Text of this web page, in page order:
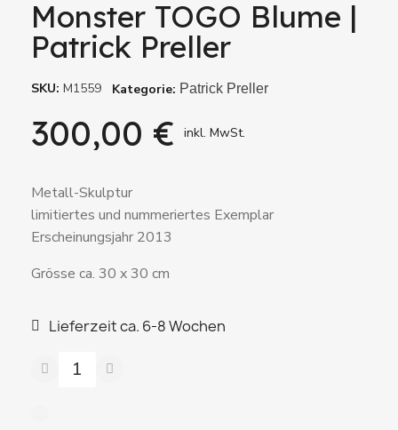
Monster TOGO Blume |
Patrick Preller
SKU M1559 Kategorie Patrick Preller
300,00 € inkl. MwSt.
Metall-Skulptur
limitiertes und nummeriertes Exemplar
Erscheinungsjahr 2013
Grösse ca. 30 x 30 cm
Lieferzeit ca. 6-8 Wochen